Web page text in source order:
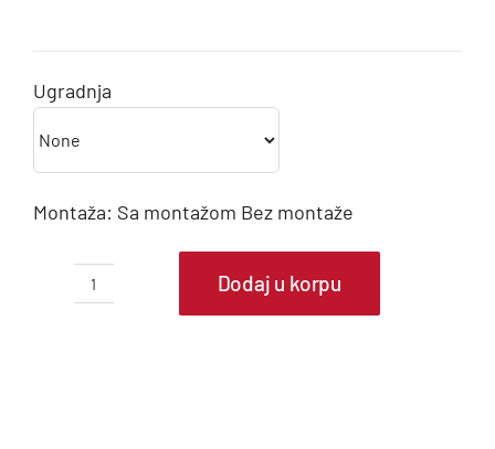
Ugradnja
Montaža: Sa montažom Bez montaže
MIDEA
Dodaj u korpu